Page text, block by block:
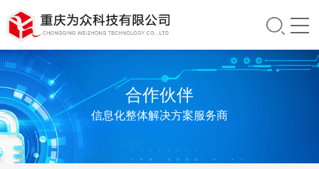
合作伙伴
信息化整体解决方案服务商